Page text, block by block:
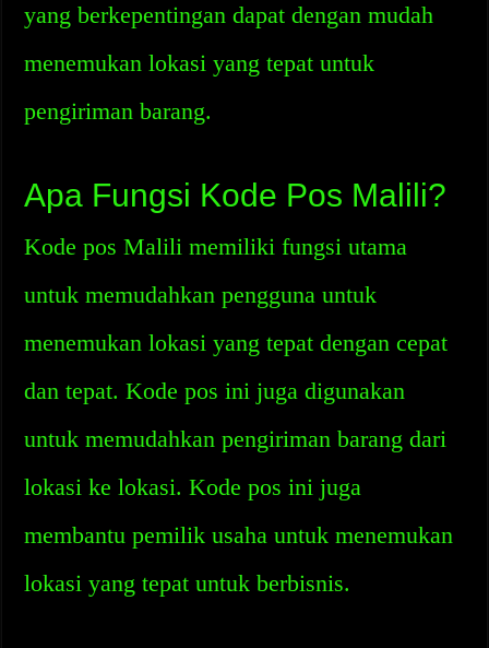
yang berkepentingan dapat dengan mudah
menemukan lokasi yang tepat untuk
pengiriman barang.
Apa Fungsi Kode Pos Malili?
Kode pos Malili memiliki fungsi utama
untuk memudahkan pengguna untuk
menemukan lokasi yang tepat dengan cepat
dan tepat. Kode pos ini juga digunakan
untuk memudahkan pengiriman barang dari
lokasi ke lokasi. Kode pos ini juga
membantu pemilik usaha untuk menemukan
lokasi yang tepat untuk berbisnis.